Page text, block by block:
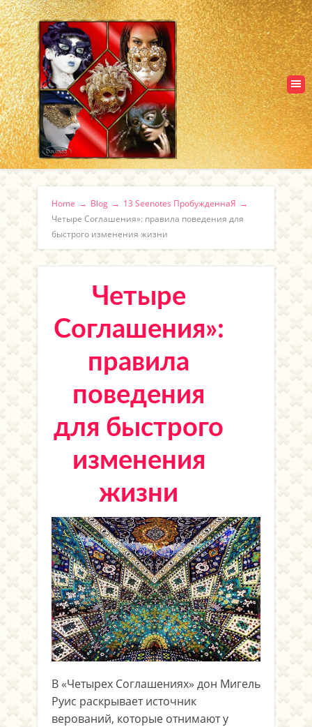
Home → Blog → 13 Seenotes ПробужденнаЯ →
Четыре Соглашения»: правила поведения для
быстрого изменения жизни
Четыре
Соглашения»:
правила
поведения
для быстрого
изменения
жизни
В «Четырех Соглашениях» дон Мигель
Руис раскрывает источник
верований, которые отнимают у